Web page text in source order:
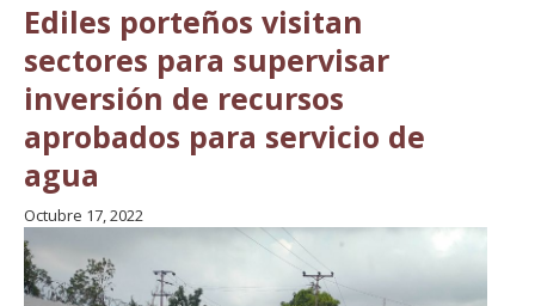
Ediles porteños visitan
sectores para supervisar
inversión de recursos
aprobados para servicio de
agua
Octubre 17, 2022